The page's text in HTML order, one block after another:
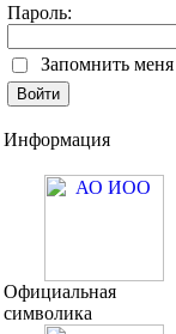
Пароль:
Запомнить меня
Информация
Официальная
символика